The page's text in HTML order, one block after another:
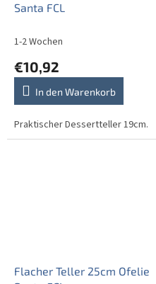
Santa FCL
1-2 Wochen
€10,92
In den Warenkorb
Praktischer Dessertteller 19cm.
Flacher Teller 25cm Ofelie